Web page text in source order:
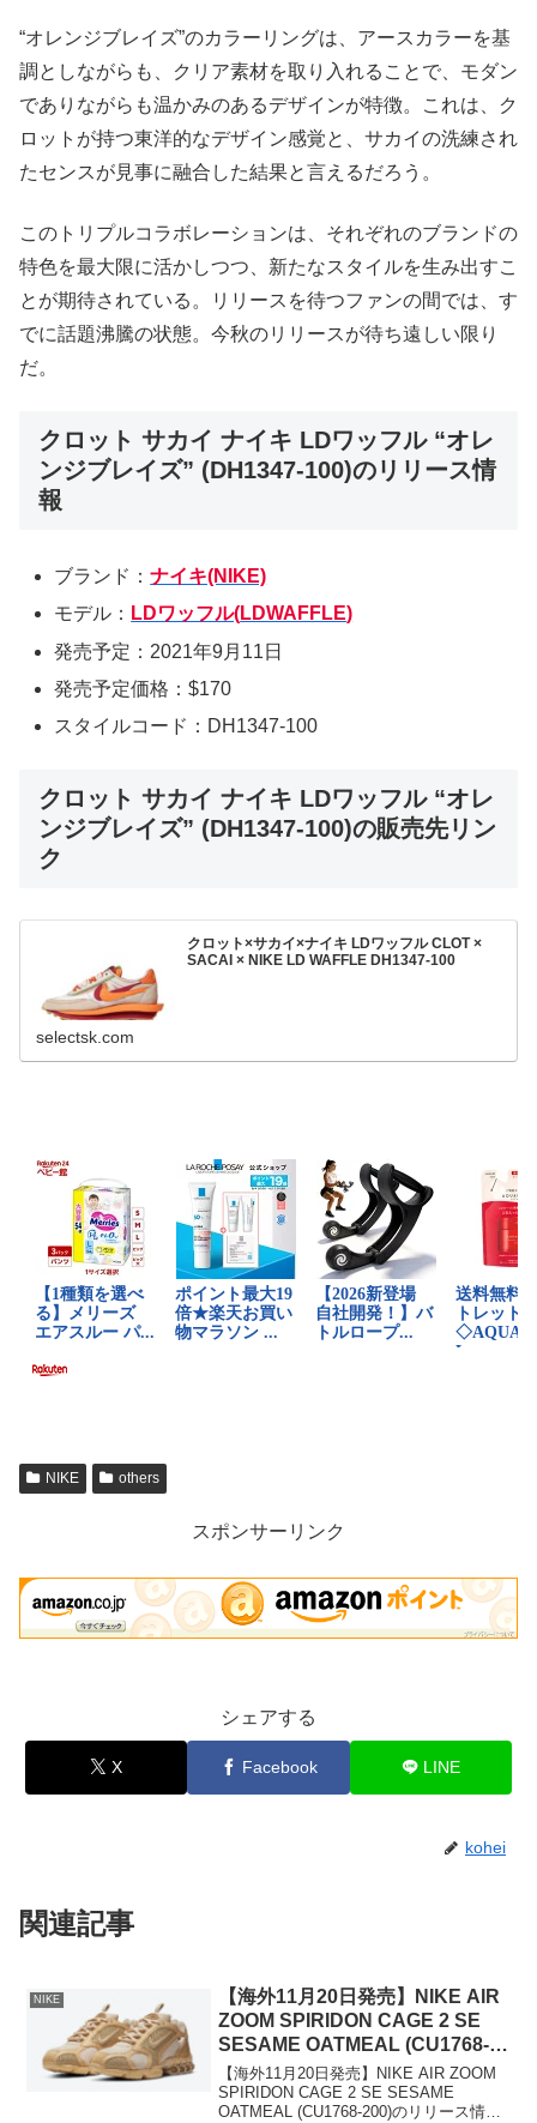
“オレンジブレイズ”のカラーリングは、アースカラーを基
調としながらも、クリア素材を取り入れることで、モダン
でありながらも温かみのあるデザインが特徴。これは、ク
ロットが持つ東洋的なデザイン感覚と、サカイの洗練され
たセンスが見事に融合した結果と言えるだろう。
このトリプルコラボレーションは、それぞれのブランドの
特色を最大限に活かしつつ、新たなスタイルを生み出すこ
とが期待されている。リリースを待つファンの間では、す
でに話題沸騰の状態。今秋のリリースが待ち遠しい限り
だ。
クロット サカイ ナイキ LDワッフル “オレ
ンジブレイズ” (DH1347-100)のリリース情
報
ブランド：ナイキ(NIKE)
モデル： LDワッフル(LDWAFFLE)
発売予定：2021年9月11日
発売予定価格：$170
スタイルコード：DH1347-100
クロット サカイ ナイキ LDワッフル “オレ
ンジブレイズ” (DH1347-100)の販売先リン
ク
クロット×サカイ×ナイキ LDワッフル CLOT ×
SACAI × NIKE LD WAFFLE DH1347-100
selectsk.com
NIKE others
スポンサーリンク
シェアする
X Facebook LINE
kohei
関連記事
NIKE
【海外11月20日発売】NIKE AIR
ZOOM SPIRIDON CAGE 2 SE
SESAME OATMEAL (CU1768-
200)
【海外11月20日発売】NIKE AIR ZOOM
SPIRIDON CAGE 2 SE SESAME
OATMEAL (CU1768-200)のリリース情報